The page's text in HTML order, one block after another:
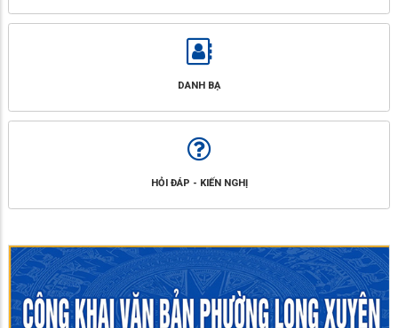
DANH BẠ
HỎI ĐÁP - KIẾN NGHỊ